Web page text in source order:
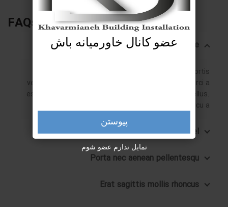
FAQs
How this can be done for me?
Sodales quisque in torquent a consectetur lobortis
vestibulum consectetur metus a a interdum odio orci a
est parturient nisi pharetra vivamus a commodo tellus.
Est non arcu a.
Justo ad nullam scelerisque fel
Porta nec aenean pellentesqu
Erat sagittis mollis rhoncus
عضو کانال خاورمیانه باش
پیوستن
تمایل ندارم عضو شوم